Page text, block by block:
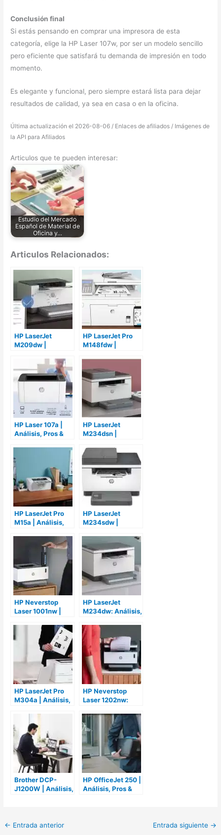
Conclusión final
Si estás pensando en comprar una impresora de esta
categoría, elige la HP Laser 107w, por ser un modelo sencillo
pero eficiente que satisfará tu demanda de impresión en todo
momento.
Es elegante y funcional, pero siempre estará lista para dejar
resultados de calidad, ya sea en casa o en la oficina.
Última actualización el 2026-08-06 / Enlaces de afiliados / Imágenes de
la API para Afiliados
Articulos que te pueden interesar:
Estudio del Mercado
Español de Material de
Oficina y…
Articulos Relacionados:
HP LaserJet
M209dw |
Contras y
Opiniones
HP LaserJet Pro
M148fdw |
Opiniones
HP Laser 107a |
Análisis, Pros &
HP LaserJet
M234dsn |
Contras y
Opiniones
HP LaserJet Pro
M15a | Análisis,
HP LaserJet
M234sdw |
Opiniones
HP Neverstop
Laser 1001nw |
Contras y
Opiniones
HP LaserJet
M234dw: Análisis,
Opiniones
HP LaserJet Pro
M304a | Análisis,
HP Neverstop
Laser 1202nw:
Contras y
Opiniones
Brother DCP-
J1200W | Análisis,
HP OfficeJet 250 |
Análisis, Pros &
← Entrada anterior Entrada siguiente →